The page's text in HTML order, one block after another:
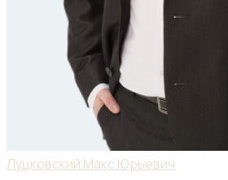
Луцковский Макс Юрьевич